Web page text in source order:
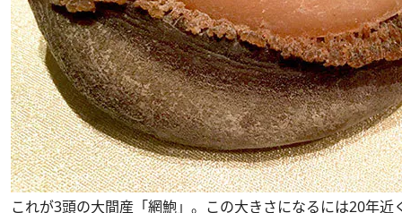
これが3頭の大間産「網鮑」。この大きさになるには20年近